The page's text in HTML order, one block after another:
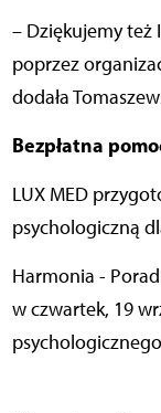
– Dziękujemy też
poprzez
dodała
Bezpłatna
LUX MED
psychologiczną
Harmonia -
w czwartek, 19